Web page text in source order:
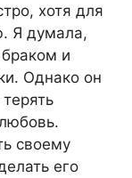
хотя для
Я думала,
и
Однако он
своему
его